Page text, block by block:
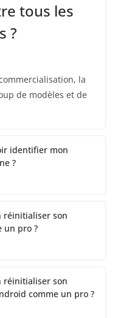
tous les
?
la
de modèles et de
identifier mon
?
réinitialiser son
un pro ?
réinitialiser son
comme un pro ?